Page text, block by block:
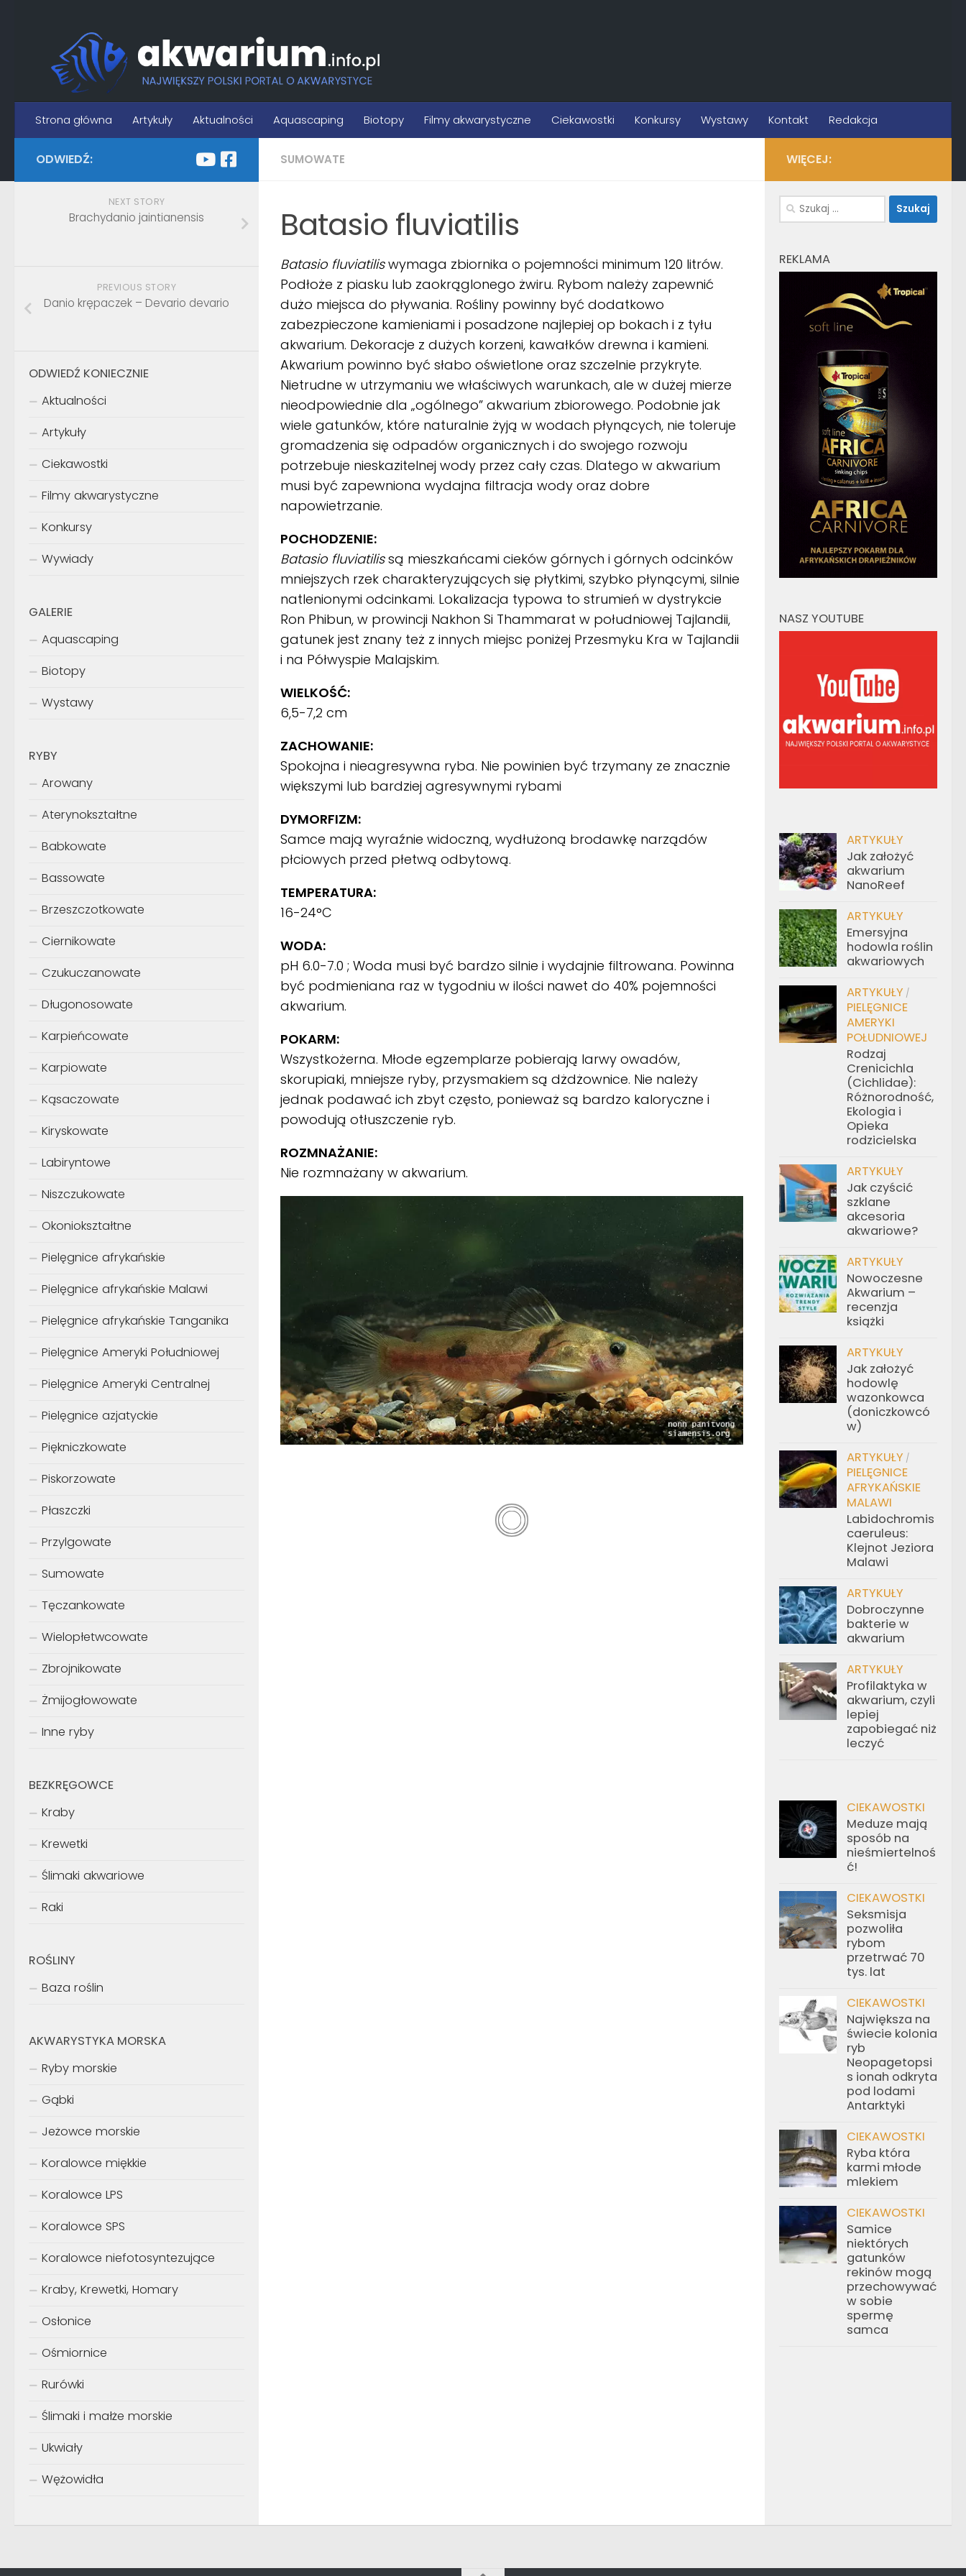
Strona główna Artykuły Aktualności Aquascaping Biotopy Filmy akwarystyczne Ciekawostki Konkursy Wystawy Kontakt Redakcja
SUMOWATE
Batasio fluviatilis
Batasio fluviatiliswymaga zbiornika o pojemności minimum 120 litrów.
Podłoże z piasku lub zaokrąglonego żwiru. Rybom należy zapewnić
dużo miejsca do pływania. Rośliny powinny być dodatkowo
zabezpieczone kamieniami i posadzone najlepiej op bokach i z tyłu
akwarium. Dekoracje z dużych korzeni, kawałków drewna i kamieni.
Akwarium powinno być słabo oświetlone oraz szczelnie przykryte.
Nietrudne w utrzymaniu we właściwych warunkach, ale w dużej mierze
nieodpowiednie dla „ogólnego” akwarium zbiorowego. Podobnie jak
wiele gatunków, które naturalnie żyją w wodach płynących, nie toleruje
gromadzenia się odpadów organicznych i do swojego rozwoju
potrzebuje nieskazitelnej wody przez cały czas. Dlatego w akwarium
musi być zapewniona wydajna filtracja wody oraz dobre
napowietrzanie.
POCHODZENIE:
Batasio fluviatilissą mieszkańcami cieków górnych i górnych odcinków
mniejszych rzek charakteryzujących się płytkimi, szybko płynącymi, silnie
natlenionymi odcinkami. Lokalizacja typowa to strumień w dystrykcie
Ron Phibun, w prowincji Nakhon Si Thammarat w południowej Tajlandii,
gatunek jest znany też z innych miejsc poniżej Przesmyku Kra w Tajlandii
i na Półwyspie Malajskim.
WIELKOŚĆ:
6,5-7,2 cm
ZACHOWANIE:
Spokojna i nieagresywna ryba. Nie powinien być trzymany ze znacznie
większymi lub bardziej agresywnymi rybami
DYMORFIZM:
Samce mają wyraźnie widoczną, wydłużoną brodawkę narządów
płciowych przed płetwą odbytową.
TEMPERATURA:
16-24°C
WODA:
pH 6.0-7.0 ; Woda musi być bardzo silnie i wydajnie filtrowana. Powinna
być podmieniana raz w tygodniu w ilości nawet do 40% pojemności
akwarium.
POKARM:
Wszystkożerna. Młode egzemplarze pobierają larwy owadów,
skorupiaki, mniejsze ryby, przysmakiem są dżdżownice. Nie należy
jednak podawać ich zbyt często, ponieważ są bardzo kaloryczne i
powodują otłuszczenie ryb.
ROZMNAŻANIE:
Nie rozmnażany w akwarium.
ODWIEDŹ:
NEXT STORY
Brachydanio jaintianensis
PREVIOUS STORY
Danio krępaczek – Devario devario
ODWIEDŹ KONIECZNIE
Aktualności
Artykuły
Ciekawostki
Filmy akwarystyczne
Konkursy
Wywiady
GALERIE
Aquascaping
Biotopy
Wystawy
RYBY
Arowany
Aterynokształtne
Babkowate
Bassowate
Brzeszczotkowate
Ciernikowate
Czukuczanowate
Długonosowate
Karpieńcowate
Karpiowate
Kąsaczowate
Kiryskowate
Labiryntowe
Niszczukowate
Okoniokształtne
Pielęgnice afrykańskie
Pielęgnice afrykańskie Malawi
Pielęgnice afrykańskie Tanganika
Pielęgnice Ameryki Południowej
Pielęgnice Ameryki Centralnej
Pielęgnice azjatyckie
Piękniczkowate
Piskorzowate
Płaszczki
Przylgowate
Sumowate
Tęczankowate
Wielopłetwcowate
Zbrojnikowate
Żmijogłowowate
Inne ryby
BEZKRĘGOWCE
Kraby
Krewetki
Ślimaki akwariowe
Raki
ROŚLINY
Baza roślin
AKWARYSTYKA MORSKA
Ryby morskie
Gąbki
Jeżowce morskie
Koralowce miękkie
Koralowce LPS
Koralowce SPS
Koralowce niefotosyntezujące
Kraby, Krewetki, Homary
Osłonice
Ośmiornice
Rurówki
Ślimaki i małże morskie
Ukwiały
Wężowidła
WIĘCEJ:
Szukaj:
REKLAMA
NASZ YOUTUBE
ARTYKUŁY
Jak założyć
akwarium
NanoReef
ARTYKUŁY
Emersyjna
hodowla roślin
akwariowych
ARTYKUŁY /
PIELĘGNICE
AMERYKI
POŁUDNIOWEJ
Rodzaj
Crenicichla
(Cichlidae):
Różnorodność,
Ekologia i
Opieka
rodzicielska
ARTYKUŁY
Jak czyścić
szklane
akcesoria
akwariowe?
ARTYKUŁY
Nowoczesne
Akwarium –
recenzja
książki
ARTYKUŁY
Jak założyć
hodowlę
wazonkowca
(doniczkowcó
w)
ARTYKUŁY /
PIELĘGNICE
AFRYKAŃSKIE
MALAWI
Labidochromis
caeruleus:
Klejnot Jeziora
Malawi
ARTYKUŁY
Dobroczynne
bakterie w
akwarium
ARTYKUŁY
Profilaktyka w
akwarium, czyli
lepiej
zapobiegać niż
leczyć
CIEKAWOSTKI
Meduze mają
sposób na
nieśmiertelnoś
ć!
CIEKAWOSTKI
Seksmisja
pozwoliła
rybom
przetrwać 70
tys. lat
CIEKAWOSTKI
Największa na
świecie kolonia
ryb
Neopagetopsi
s ionah odkryta
pod lodami
Antarktyki
CIEKAWOSTKI
Ryba która
karmi młode
mlekiem
CIEKAWOSTKI
Samice
niektórych
gatunków
rekinów mogą
przechowywać
w sobie
spermę
samca